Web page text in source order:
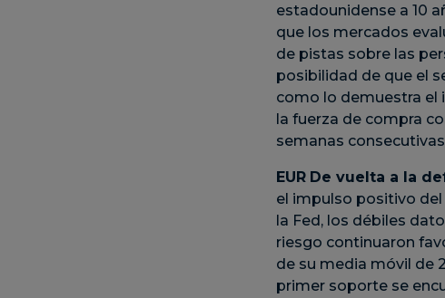
estadounidense a 10
que los mercados
de pistas sobre las
posibilidad de que el
como lo demuestra el
la fuerza de compra
semanas
EUR De vuelta a la
el impulso positivo
la Fed, los débiles
riesgo continuaron
de su media móvil de
primer soporte se